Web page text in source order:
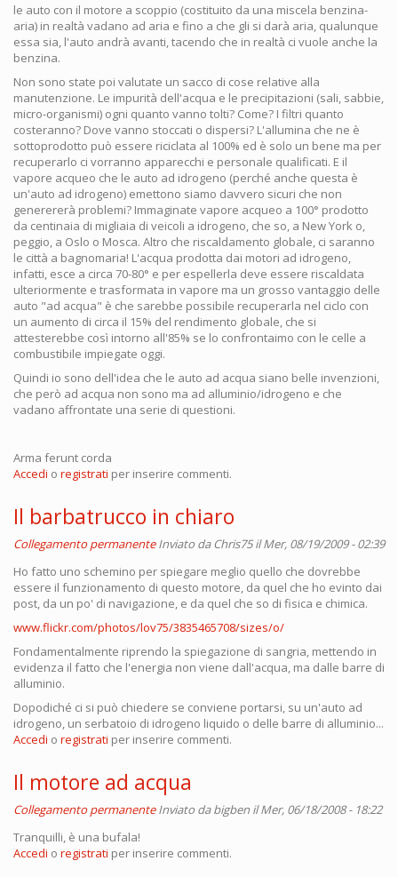
le auto con il motore a scoppio (costituito da una miscela benzina-
aria) in realtà vadano ad aria e fino a che gli si darà aria, qualunque
essa sia, l'auto andrà avanti, tacendo che in realtà ci vuole anche la
benzina.
Non sono state poi valutate un sacco di cose relative alla
manutenzione. Le impurità dell'acqua e le precipitazioni (sali, sabbie,
micro-organismi) ogni quanto vanno tolti? Come? I filtri quanto
costeranno? Dove vanno stoccati o dispersi? L'allumina che ne è
sottoprodotto può essere riciclata al 100% ed è solo un bene ma per
recuperarlo ci vorranno apparecchi e personale qualificati. E il
vapore acqueo che le auto ad idrogeno (perché anche questa è
un'auto ad idrogeno) emettono siamo davvero sicuri che non
generererà problemi? Immaginate vapore acqueo a 100° prodotto
da centinaia di migliaia di veicoli a idrogeno, che so, a New York o,
peggio, a Oslo o Mosca. Altro che riscaldamento globale, ci saranno
le città a bagnomaria! L'acqua prodotta dai motori ad idrogeno,
infatti, esce a circa 70-80° e per espellerla deve essere riscaldata
ulteriormente e trasformata in vapore ma un grosso vantaggio delle
auto "ad acqua" è che sarebbe possibile recuperarla nel ciclo con
un aumento di circa il 15% del rendimento globale, che si
attesterebbe così intorno all'85% se lo confrontaimo con le celle a
combustibile impiegate oggi.
Quindi io sono dell'idea che le auto ad acqua siano belle invenzioni,
che però ad acqua non sono ma ad alluminio/idrogeno e che
vadano affrontate una serie di questioni.
Arma ferunt corda
Accedi o registrati per inserire commenti.
Il barbatrucco in chiaro
Collegamento permanente Inviato daChris75il Mer, 08/19/2009 - 02:39
Ho fatto uno schemino per spiegare meglio quello che dovrebbe
essere il funzionamento di questo motore, da quel che ho evinto dai
post, da un po' di navigazione, e da quel che so di fisica e chimica.
www.flickr.com/photos/lov75/3835465708/sizes/o/
Fondamentalmente riprendo la spiegazione di sangria, mettendo in
evidenza il fatto che l'energia non viene dall'acqua, ma dalle barre di
alluminio.
Dopodiché ci si può chiedere se conviene portarsi, su un'auto ad
idrogeno, un serbatoio di idrogeno liquido o delle barre di alluminio...
Accedi o registrati per inserire commenti.
Il motore ad acqua
Collegamento permanente Inviato dabigben il Mer, 06/18/2008 - 18:22
Tranquilli, è una bufala!
Accedi o registrati per inserire commenti.